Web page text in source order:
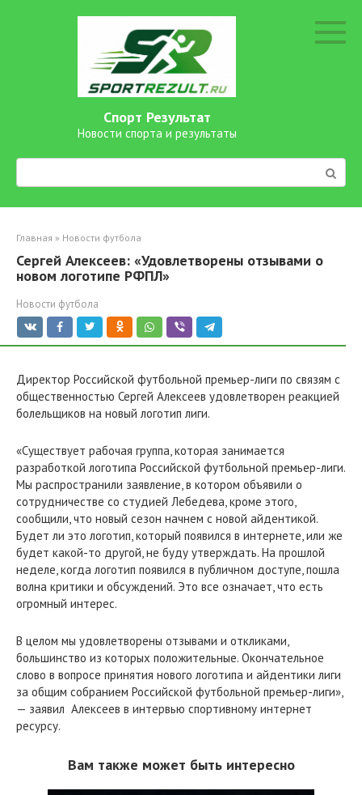
Спорт Результат
Новости спорта и результаты
Поиск:
Главная » Новости футбола
Сергей Алексеев: «Удовлетворены отзывами о
новом логотипе РФПЛ»
Новости футбола
Директор Российской футбольной премьер-лиги по связям с
общественностью Сергей Алексеев удовлетворен реакцией
болельщиков на новый логотип лиги.
«Существует рабочая группа, которая занимается
разработкой логотипа Российской футбольной премьер-лиги.
Мы распространили заявление, в котором объявили о
сотрудничестве со студией Лебедева, кроме этого,
сообщили, что новый сезон начнем с новой айдентикой.
Будет ли это логотип, который появился в интернете, или же
будет какой-то другой, не буду утверждать. На прошлой
неделе, когда логотип появился в публичном доступе, пошла
волна критики и обсуждений. Это все означает, что есть
огромный интерес.
В целом мы удовлетворены отзывами и откликами,
большинство из которых положительные. Окончательное
слово в вопросе принятия нового логотипа и айдентики лиги
за общим собранием Российской футбольной премьер-лиги»,
— заявил Алексеев в интервью спортивному интернет
ресурсу.
Вам также может быть интересно